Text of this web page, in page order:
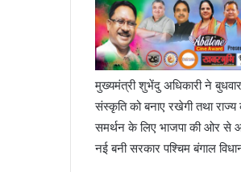
मुख्यमंत्री शुभेंदु अधिकारी ने
संस्कृति को बनाए रखेगी तथा राज्य
समर्थन के लिए भाजपा की ओर से
नई बनी सरकार पश्चिम बंगाल